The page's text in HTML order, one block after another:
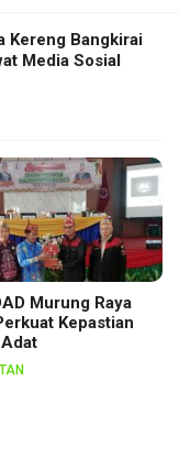
Kereng Bangkirai
Media Sosial
Murung Raya
Kepastian